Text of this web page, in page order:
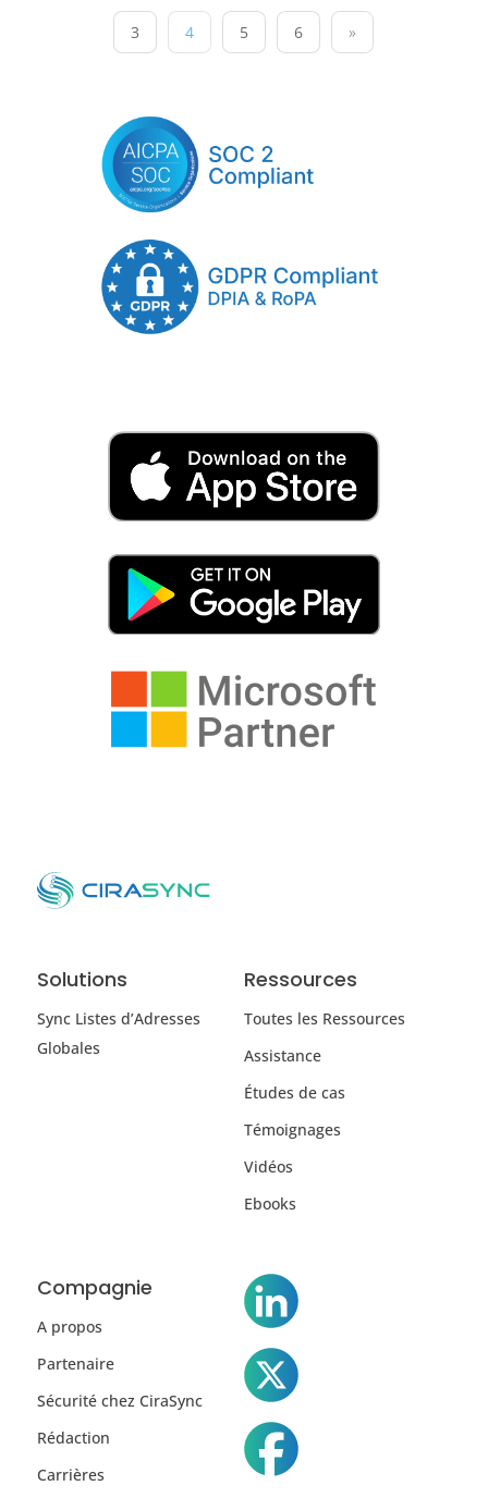
3 4 5 6 »
Solutions
Sync Listes d’Adresses
Globales
Ressources
Toutes les Ressources
Assistance
Études de cas
Témoignages
Vidéos
Ebooks
Compagnie
A propos
Partenaire
Sécurité chez CiraSync
Rédaction
Carrières